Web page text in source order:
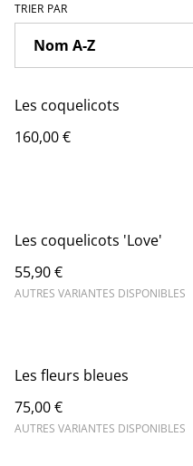
TRIER PAR
Les coquelicots
160,00 €
Les coquelicots 'Love'
55,90 €
AUTRES VARIANTES DISPONIBLES
Les fleurs bleues
75,00 €
AUTRES VARIANTES DISPONIBLES